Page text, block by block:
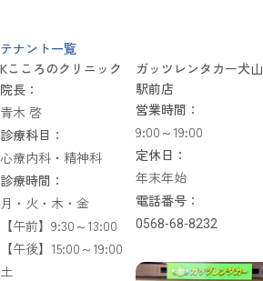
テナント一覧
Kこころのクリニック
院長：
青木 啓
診療科目：
心療内科・精神科
診療時間：
月・火・木・金
【午前】9:30～13:00
【午後】15:00～19:00
土
ガッツレンタカー犬山
駅前店
営業時間：
9:00～19:00
定休日：
年末年始
電話番号：
0568-68-8232